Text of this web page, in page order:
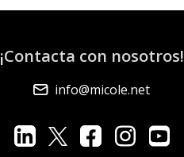
¡Contacta con nosotros!
info@micole.net